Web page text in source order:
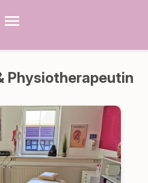
menu
Physiotherapeutin